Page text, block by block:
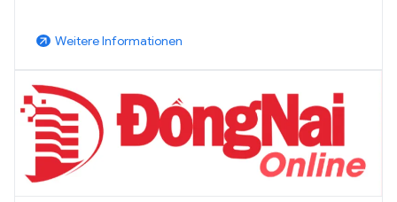
arrow_outward Weitere Informationen